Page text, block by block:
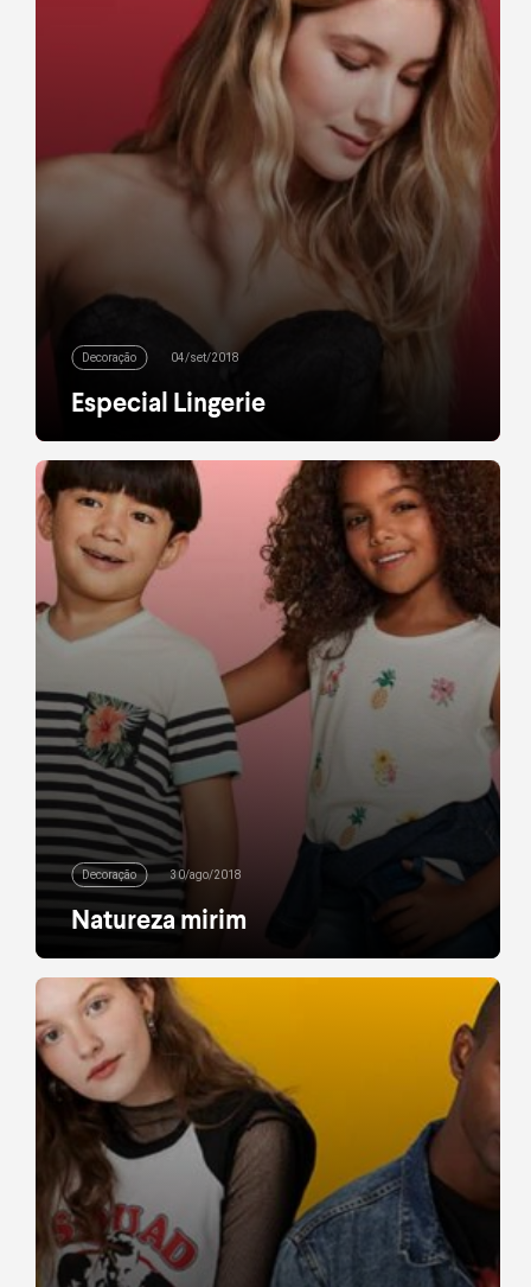
que mais gosta! Tem Mario, Luigi e a turma de
Mario Bros, […]
Decoração 04/set/2018
Especial Lingerie
Já foi-se o tempo em que a lingerie era pensada
apenas como a parte “escondida” do look. Hoje,
sutiãs, bodies e calcinhas se tornaram tão
importantes quanto o que está por cima; os
modelos estão cada vez mais elaborados e
ganhando mais força na produção. Para as mais
românticas, modelos com motivos
florais funcionam muito bem até durante […]
leia mais
Decoração 30/ago/2018
Natureza mirim
Pequenos com estilo: nesta primavera, não só
flores prometem estampar o guarda-roupa da
criançada. Folhas, plantas, frutas e tudo que tiver
pegada tropical fará parte das tendências da
próxima temporada. São diversas peças e
estampas para elas e para eles desfilarem por aí. A
sua filha não é muito fã de floral? Sem problemas,
ela […]
leia mais